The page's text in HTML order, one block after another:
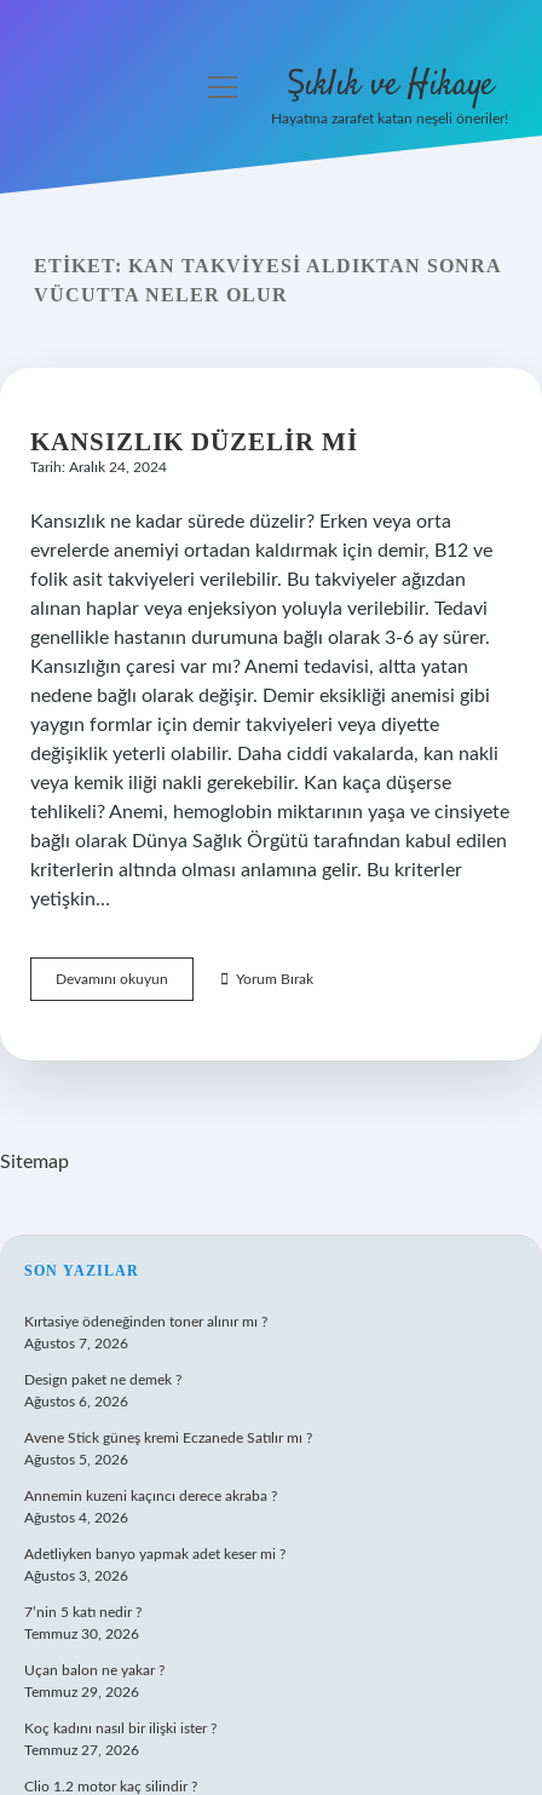
Yasal Uyarı
menüyü
Şıklık ve Hikaye
Hayatına zarafet katan neşeli öneriler!
ETIKET: KAN TAKVIYESI ALDIKTAN SONRA
VÜCUTTA NELER OLUR
KANSIZLIK DÜZELIR MI
Tarih: Aralık 24, 2024
Kansızlık ne kadar sürede düzelir? Erken veya orta
evrelerde anemiyi ortadan kaldırmak için demir, B12 ve
folik asit takviyeleri verilebilir. Bu takviyeler ağızdan
alınan haplar veya enjeksiyon yoluyla verilebilir. Tedavi
genellikle hastanın durumuna bağlı olarak 3-6 ay sürer.
Kansızlığın çaresi var mı? Anemi tedavisi, altta yatan
nedene bağlı olarak değişir. Demir eksikliği anemisi gibi
yaygın formlar için demir takviyeleri veya diyette
değişiklik yeterli olabilir. Daha ciddi vakalarda, kan nakli
veya kemik iliği nakli gerekebilir. Kan kaça düşerse
tehlikeli? Anemi, hemoglobin miktarının yaşa ve cinsiyete
bağlı olarak Dünya Sağlık Örgütü tarafından kabul edilen
kriterlerin altında olması anlamına gelir. Bu kriterler
yetişkin…
Devamını okuyun Kansızlık
Düzelir
Yorum Bırak
Sitemap
SIDEBAR
SON YAZILAR
Kırtasiye ödeneğinden toner alınır mı ?
Ağustos 7, 2026
Design paket ne demek ?
Ağustos 6, 2026
Avene Stick güneş kremi Eczanede Satılır mı ?
Ağustos 5, 2026
Annemin kuzeni kaçıncı derece akraba ?
Ağustos 4, 2026
Adetliyken banyo yapmak adet keser mi ?
Ağustos 3, 2026
7’nin 5 katı nedir ?
Temmuz 30, 2026
Uçan balon ne yakar ?
Temmuz 29, 2026
Koç kadını nasıl bir ilişki ister ?
Temmuz 27, 2026
Clio 1.2 motor kaç silindir ?